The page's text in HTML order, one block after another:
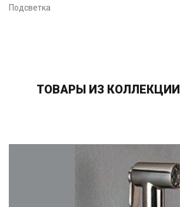
Подсветка
ТОВАРЫ ИЗ КОЛЛЕКЦИИ